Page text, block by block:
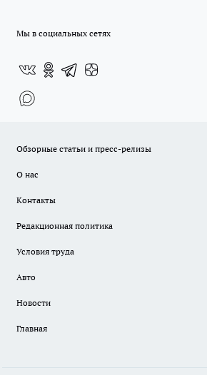
Мы в социальных сетях
Обзорные статьи и пресс-релизы
О нас
Контакты
Редакционная политика
Условия труда
Авто
Новости
Главная